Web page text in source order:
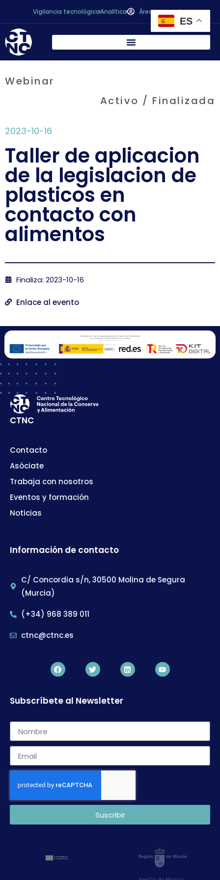
Vigilancia tecnológicaAnalítica Área personal
Webinar
Activo / Finalizada
2023-10-16
Taller de aplicacion
de la legislacion de
plasticos en
contacto con
alimentos
Finaliza: 2023-10-16
Enlace al evento
CTNC
Contacto
Asóciate
Trabaja con nosotros
Eventos y formación
Noticias
Información de contacto
C/ Concordia s/n, 30500 Molina de Segura
(Murcia)
(+34) 968 389 011
ctnc@ctnc.es
Subscríbete al Newsletter
Suscribir
ES